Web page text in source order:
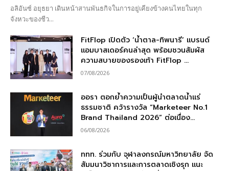
อลิอันซ์ อยุธยา เดินหน้าสานพันธกิจในการอยู่เคียงข้างคนไทยในทุก
จังหวะของชีว...
FitFlop เปิดตัว ‘น้ำตาล-ทิพนารี’ แบรนด์
แอมบาสเดอร์คนล่าสุด พร้อมชวนสัมผัส
ความสบายของรองเท้า FitFlop ...
07/08/2026
ออรา ตอกย้ำความเป็นผู้นำตลาดน้ำแร่
ธรรมชาติ คว้ารางวัล “Marketeer No.1
Brand Thailand 2026” ต่อเนื่อง...
06/08/2026
ททท. ร่วมกับ จุฬาลงกรณ์มหาวิทยาลัย จัด
สัมมนาวิชาการและการตลาดเชิงรุก แนะ